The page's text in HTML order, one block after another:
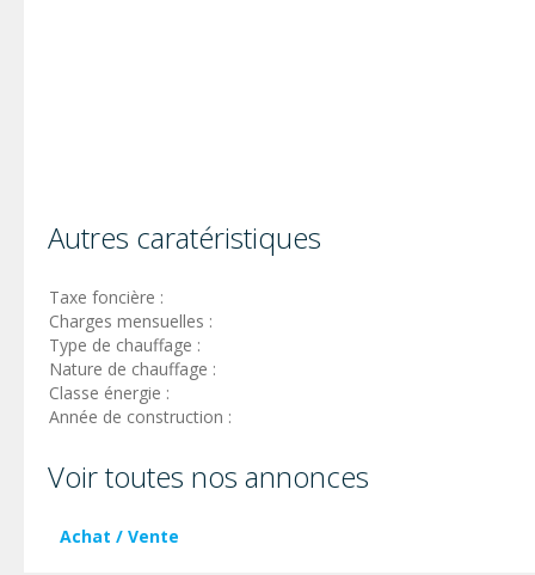
Autres caratéristiques
Taxe foncière :
Charges mensuelles :
Type de chauffage :
Nature de chauffage :
Classe énergie :
Année de construction :
Voir toutes nos annonces
Achat / Vente